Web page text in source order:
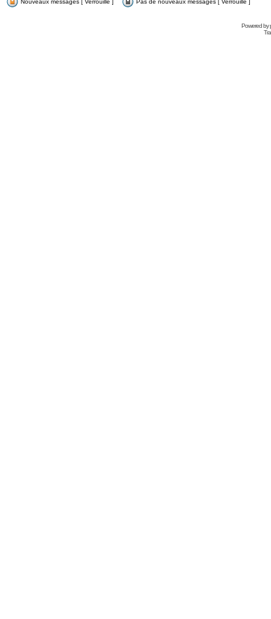
Nouveaux messages [ Verrouillé ] Pas de nouveaux messages [ Verrouillé ]
Powered by